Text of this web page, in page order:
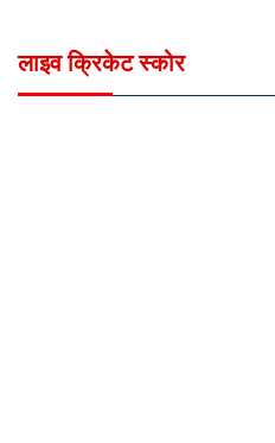
लाइव क्रिकेट स्कोर